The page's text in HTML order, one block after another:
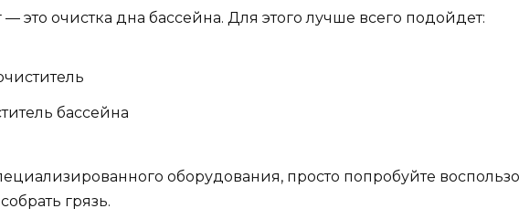
это очистка дна бассейна. Для этого лучше всего подойдет:
бассейна
оборудования, просто попробуйте
грязь.